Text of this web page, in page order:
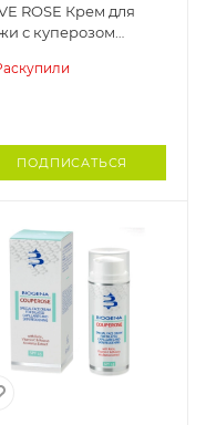
ROSE Крем для
с куперозом
ПОДПИСАТЬСЯ